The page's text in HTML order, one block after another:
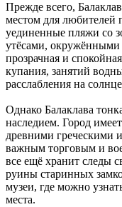
Прежде всего,
местом для любителей
уединенные пляжи со
утёсами,
прозрачная и
купания, занятий
расслабления на
Однако Балаклава
наследием. Город
древними
важным торговым и
все ещё хранит следы
руины старинных
музеи, где можно
места.